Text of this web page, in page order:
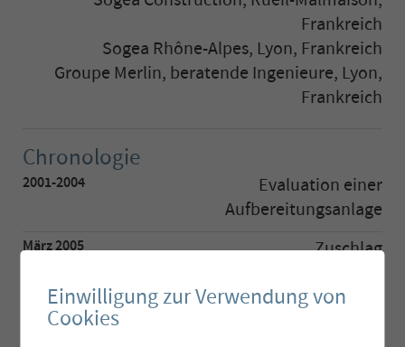
Frankreich
Sogea Rhône-Alpes, Lyon, Frankreich
Groupe Merlin, beratende Ingenieure, Lyon,
Frankreich
Chronologie
2001-2004
Evaluation einer
Aufbereitungsanlage
März 2005 Zuschlag
September 2006 Montage
November 2006
Einwilligung zur Verwendung von
Cookies